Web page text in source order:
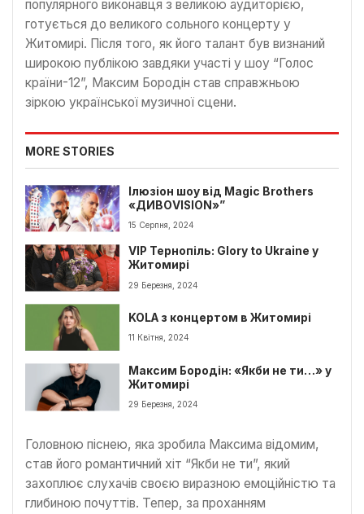
популярного виконавця з великою аудиторією,
готується до великого сольного концерту у
Житомирі. Після того, як його талант був визнаний
широкою публікою завдяки участі у шоу “Голос
країни-12”, Максим Бородін став справжньою
зіркою української музичної сцени.
MORE STORIES
Ілюзіон шоу від Magic Brothers
«ДИВОVISION»”
15 Серпня, 2024
VIP Тернопіль: Glory to Ukraine у
Житомирі
29 Березня, 2024
KOLA з концертом в Житомирі
11 Квітня, 2024
Максим Бородін: «Якби не ти…» у
Житомирі
29 Березня, 2024
Головною піснею, яка зробила Максима відомим,
став його романтичний хіт “Якби не ти”, який
захоплює слухачів своєю виразною емоційністю та
глибиною почуттів. Тепер, за проханням